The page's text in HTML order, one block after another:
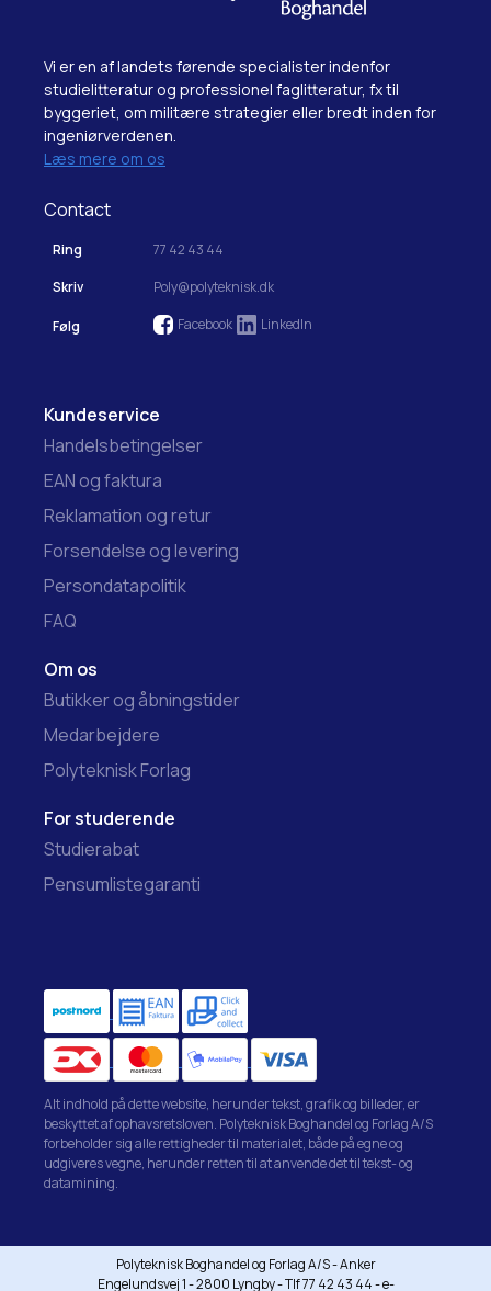
Vi er en af landets førende specialister indenfor
studielitteratur og professionel faglitteratur, fx til
byggeriet, om militære strategier eller bredt inden for
ingeniørverdenen.
Læs mere om os
Contact
Ring
77 42 43 44
Skriv
Poly@polyteknisk.dk
Følg Facebook LinkedIn
Kundeservice
Handelsbetingelser
EAN og faktura
Reklamation og retur
Forsendelse og levering
Persondatapolitik
FAQ
Om os
Butikker og åbningstider
Medarbejdere
Polyteknisk Forlag
For studerende
Studierabat
Pensumlistegaranti
Alt indhold på dette website, herunder tekst, grafik og billeder, er
beskyttet af ophavsretsloven. Polyteknisk Boghandel og Forlag A/S
forbeholder sig alle rettigheder til materialet, både på egne og
udgiveres vegne, herunder retten til at anvende det til tekst- og
datamining.
Polyteknisk Boghandel og Forlag A/S - Anker
Engelundsvej 1 - 2800 Lyngby - Tlf 77 42 43 44 - e-